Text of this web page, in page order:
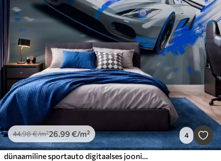
44.98€/m²26.99 €/m² 4
dünaamiline sportauto digitaalses joonistusstiilis siniste aksentidega